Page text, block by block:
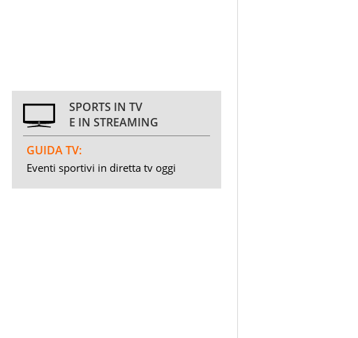
SPORTS IN TV
E IN STREAMING
GUIDA TV:
Eventi sportivi in diretta tv oggi